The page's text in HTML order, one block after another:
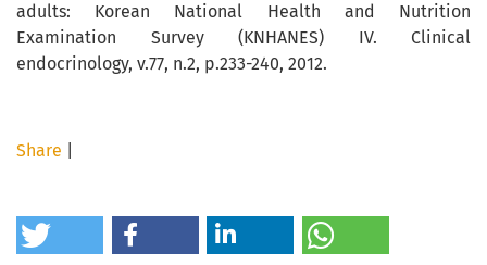
Share
adults: Korean National Health and Nutrition
Examination Survey (KNHANES) IV. Clinical
endocrinology, v.77, n.2, p.233-240, 2012.